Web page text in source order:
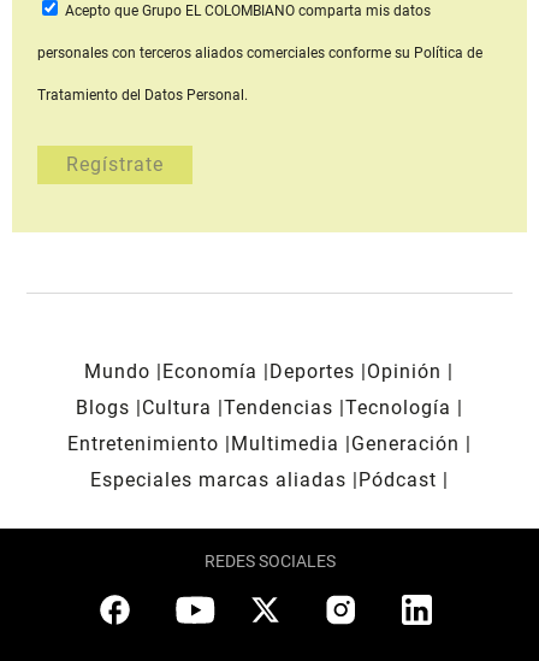
Acepto que Grupo EL COLOMBIANOcomparta mis datos
personales con terceros aliados comerciales conforme su Política de
Tratamiento del Datos Personal.
Mundo Economía Deportes
Opinión
Blogs
Cultura Tendencias Tecnología
Entretenimiento
Multimedia
Generación
Especiales marcas aliadas
Pódcast
REDES SOCIALES